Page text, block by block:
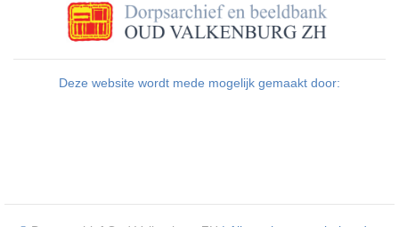
Deze website wordt mede mogelijk gemaakt door: